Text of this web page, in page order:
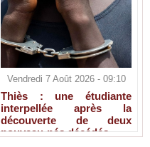
Vendredi 7 Août 2026 - 09:10
Thiès : une étudiante
interpellée après la
découverte de deux
nouveau-nés décédés